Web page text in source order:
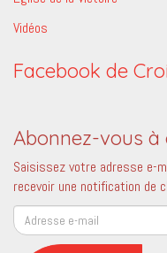
Vidéos
Facebook de
Abonnez-vous
Saisissez votre adresse e-
recevoir une notification de
Adresse
e-